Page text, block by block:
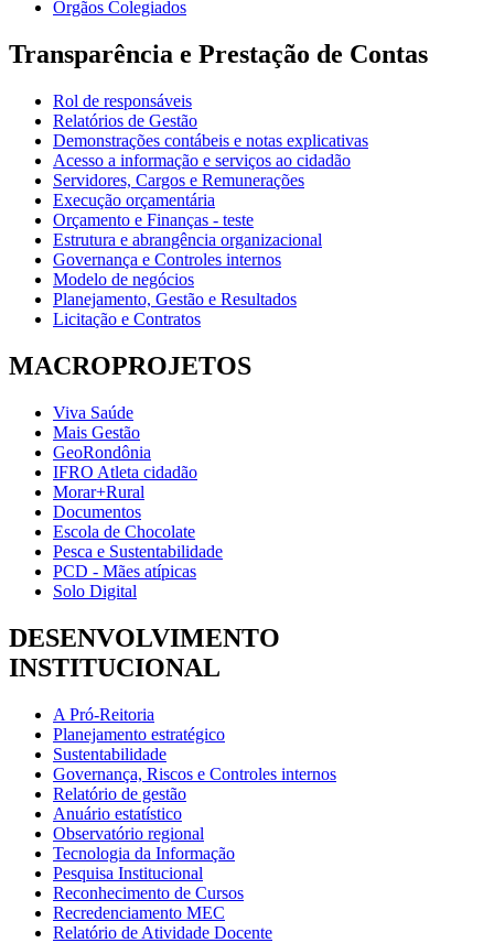
Órgãos Colegiados
Transparência e Prestação de Contas
Rol de responsáveis
Relatórios de Gestão
Demonstrações contábeis e notas explicativas
Acesso a informação e serviços ao cidadão
Servidores, Cargos e Remunerações
Execução orçamentária
Orçamento e Finanças - teste
Estrutura e abrangência organizacional
Governança e Controles internos
Modelo de negócios
Planejamento, Gestão e Resultados
Licitação e Contratos
MACROPROJETOS
Viva Saúde
Mais Gestão
GeoRondônia
IFRO Atleta cidadão
Morar+Rural
Documentos
Escola de Chocolate
Pesca e Sustentabilidade
PCD - Mães atípicas
Solo Digital
DESENVOLVIMENTO
INSTITUCIONAL
A Pró-Reitoria
Planejamento estratégico
Sustentabilidade
Governança, Riscos e Controles internos
Relatório de gestão
Anuário estatístico
Observatório regional
Tecnologia da Informação
Pesquisa Institucional
Reconhecimento de Cursos
Recredenciamento MEC
Relatório de Atividade Docente